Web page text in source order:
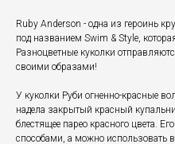
Ruby Anderson - одна из героинь
под названием Swim & Style,
Разноцветные куколки
своими образами!
У куколки Руби огненно-красные
надела закрытый красный
блестящее парео красного цвета.
способами, а можно использовать